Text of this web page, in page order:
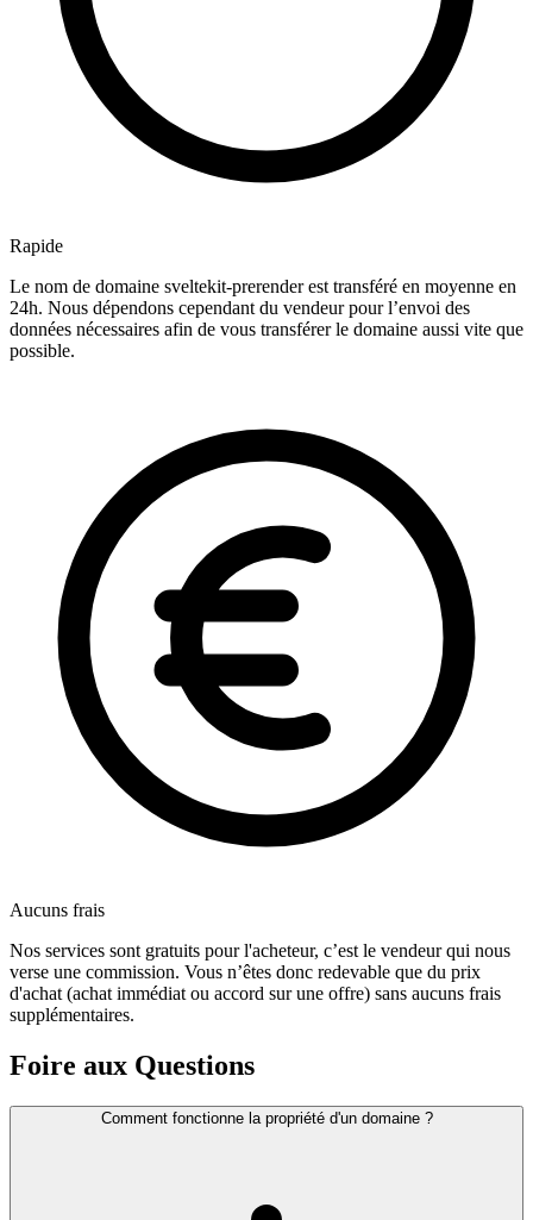
Rapide
Le nom de domaine sveltekit-prerender est transféré en moyenne en
24h. Nous dépendons cependant du vendeur pour l’envoi des
données nécessaires afin de vous transférer le domaine aussi vite que
possible.
Aucuns frais
Nos services sont gratuits pour l'acheteur, c’est le vendeur qui nous
verse une commission. Vous n’êtes donc redevable que du prix
d'achat (achat immédiat ou accord sur une offre) sans aucuns frais
supplémentaires.
Foire aux Questions
Comment fonctionne la propriété d'un domaine ?